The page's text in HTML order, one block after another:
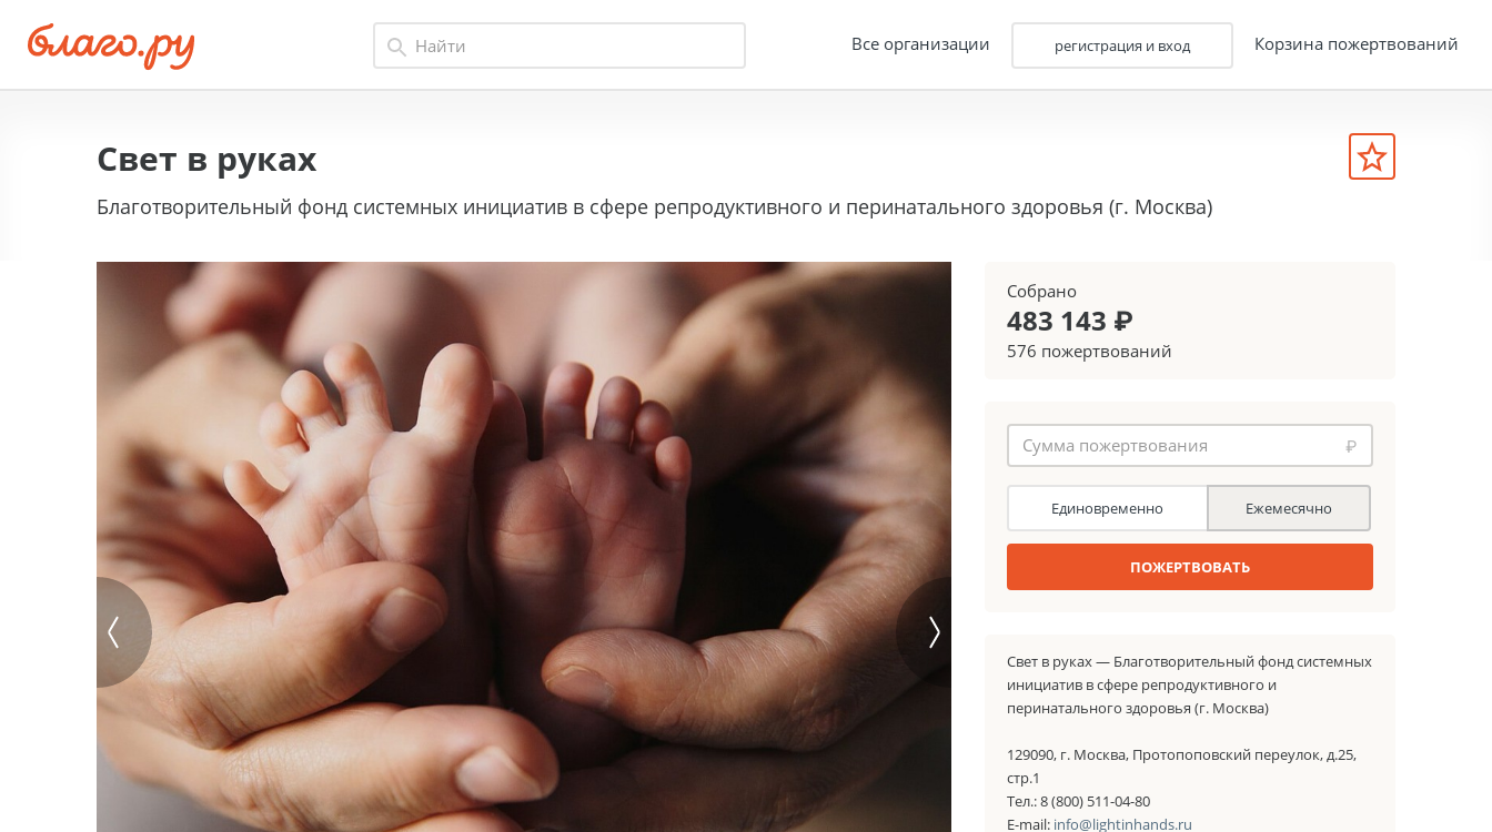
Все организации регистрация и вход Корзина пожертвований
Свет в руках
Благотворительный фонд системных инициатив в сфере репродуктивного и перинатального здоровья (г. Москва)
Собрано
483 143 ₽
576 пожертвований
₽
Единовременно Ежемесячно
ПОЖЕРТВОВАТЬ
Свет в руках — Благотворительный фонд системных
инициатив в сфере репродуктивного и
перинатального здоровья (г. Москва)
129090, г. Москва, Протопоповский переулок, д.25,
стр.1
Тел.: 8 (800) 511-04-80
E-mail: info@lightinhands.ru